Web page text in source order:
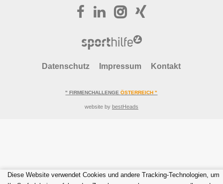
Diese Website verwendet Cookies und andere Tracking-Technologien, um
Datenschutz Impressum Kontakt
" FIRMENCHALLENGEÖSTERREICH "
website by bestHeads